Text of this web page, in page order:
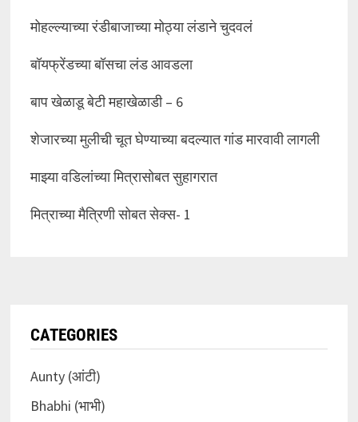
मोहल्ल्याच्या रंडीबाजाच्या मोठ्या लंडाने चुदवलं
बॉयफ्रेंडच्या बॉसचा लंड आवडला
बाप खेळाडू बेटी महाखेळाडी – 6
शेजारच्या मुलीची चूत घेण्याच्या बदल्यात गांड मारवावी लागली
माझ्या वडिलांच्या मित्रासोबत सुहागरात
मित्राच्या मैत्रिणी सोबत सेक्स- 1
CATEGORIES
Aunty (आंटी)
Bhabhi (भाभी)